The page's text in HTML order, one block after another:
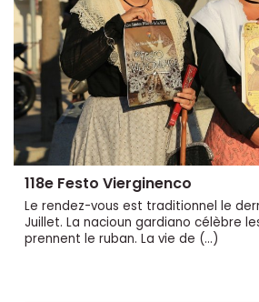
118e Festo Vierginenco
Le rendez-vous est traditionnel le
Juillet. La nacioun gardiano célèbre
prennent le ruban. La vie de (…)